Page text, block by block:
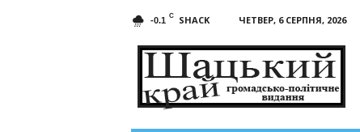
-0.1 C SHACK ЧЕТВЕР, 6 СЕРПНЯ, 2026
край